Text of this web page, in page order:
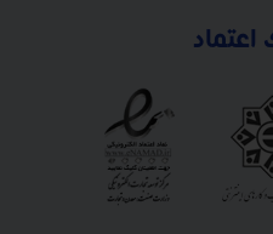
اعتماد